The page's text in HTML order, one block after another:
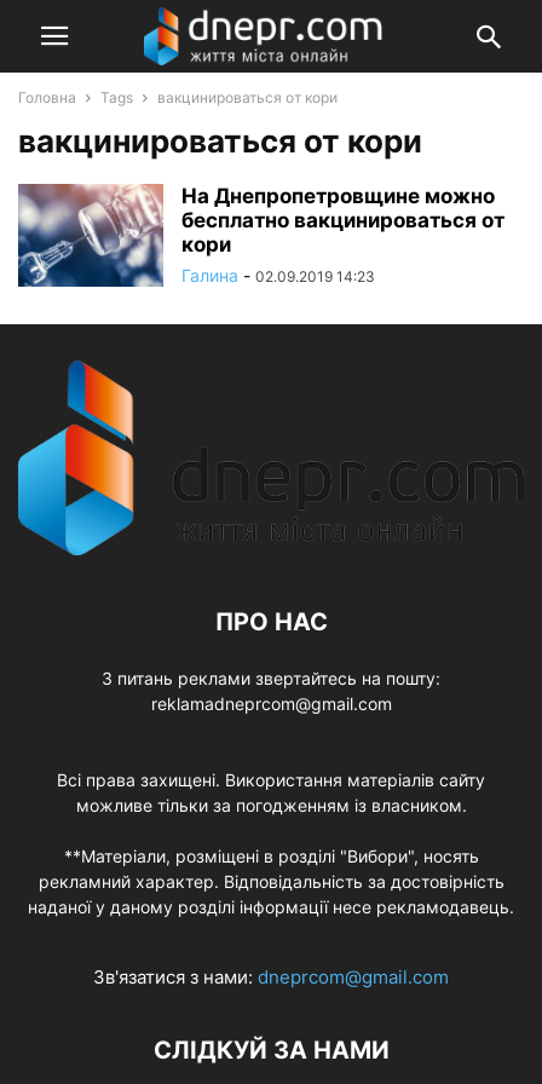
Головна Tags вакцинироваться от кори
вакцинироваться от кори
На Днепропетровщине можно
бесплатно вакцинироваться от
кори
Галина - 02.09.2019 14:23
ПРО НАС
З питань реклами звертайтесь на пошту:
reklamadneprcom@gmail.com
Всі права захищені. Використання матеріалів сайту
можливе тільки за погодженням із власником.
**Матеріали, розміщені в розділі "Вибори", носять
рекламний характер. Відповідальність за достовірність
наданої у даному розділі інформації несе рекламодавець.
Зв'язатися з нами: dneprcom@gmail.com
СЛІДКУЙ ЗА НАМИ